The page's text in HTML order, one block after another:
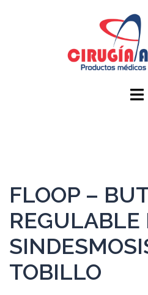
FLOOP –
REGULABLE
TOBILLO